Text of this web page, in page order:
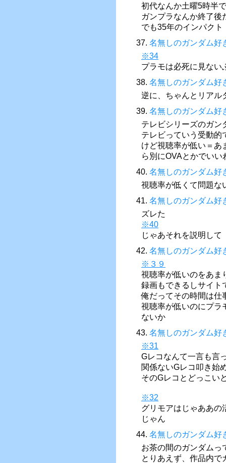
初代なんか土曜5時半
ガンプラなんか終了後
でも35年のインパクト
37. 名無しのガンダム好
※34
プラモは必死に見ない
38. 名無しのガンダム好
逆に、ちゃんとリアル
39. 名無しのガンダム好
テレビシリーズのガン
テレビっていう受動的
けど視聴率が低い＝あ
ら別にOVAとかでいい
40. 名無しのガンダム好
視聴率が低くて問題な
41. 名無しのガンダム好
ズレた
※40
じゃあそれを説明して
42. 名無しのガンダム好
※３９
視聴率が低いのをあま
録画もできるしサイト
俺だってその時間は仕
視聴率が低いのにプラ
ないか
43. 名無しのガンダム好
※31
Gレコなんて一言も言
関係ないGレコ叩き始
そのGレコとどっこい
※32
グリモアはじゃああの
じゃん
44. 名無しのガンダム好
お茶の間のガンダムっ
とりあえず、作品内で